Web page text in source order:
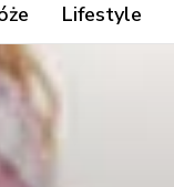
Lifestyle